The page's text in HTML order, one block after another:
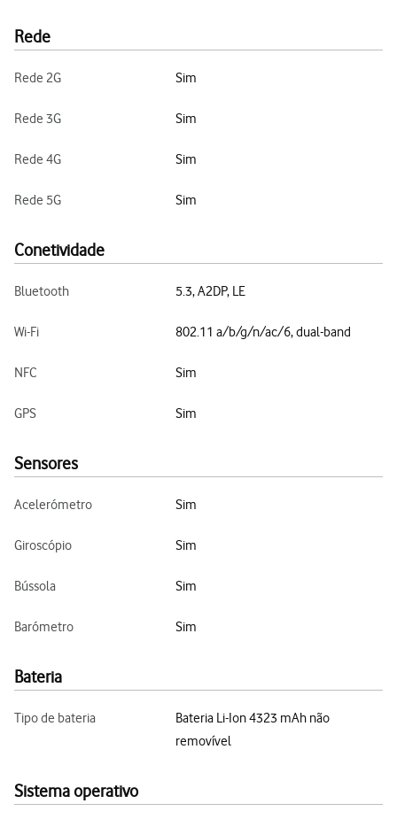
Rede
Rede 2G Sim
Rede 3G Sim
Rede 4G Sim
Rede 5G Sim
Conetividade
Bluetooth 5.3, A2DP, LE
Wi-Fi 802.11 a/b/g/n/ac/6, dual-band
NFC Sim
GPS Sim
Sensores
Acelerómetro Sim
Giroscópio Sim
Bússola Sim
Barómetro Sim
Bateria
Tipo de bateria
Bateria Li-Ion 4323 mAh não
removível
Sistema operativo